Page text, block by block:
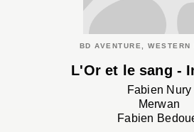
BD AVENTURE, WESTERN
L'Or et le sang -
Fabien Nury
Merwan
Fabien